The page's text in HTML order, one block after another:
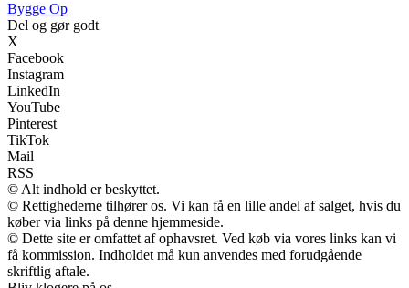
Bygge Op
Del og gør godt
X
Facebook
Instagram
LinkedIn
YouTube
Pinterest
TikTok
Mail
RSS
© Alt indhold er beskyttet.
© Rettighederne tilhører os. Vi kan få en lille andel af salget, hvis du
køber via links på denne hjemmeside.
© Dette site er omfattet af ophavsret. Ved køb via vores links kan vi
få kommission. Indholdet må kun anvendes med forudgående
skriftlig aftale.